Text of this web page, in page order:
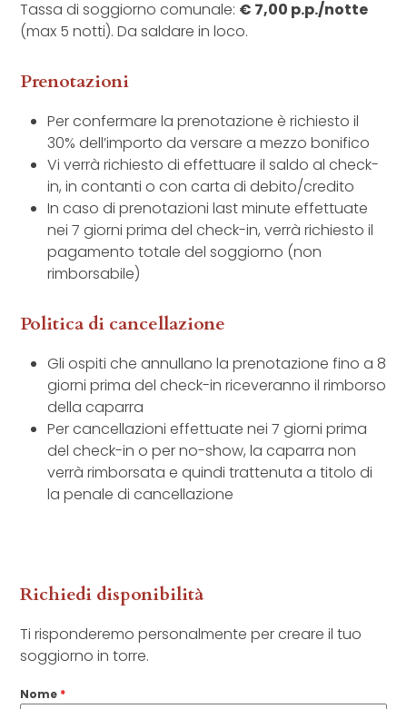
Tassa di soggiorno comunale: € 7,00 p.p./notte
(max 5 notti). Da saldare in loco.
Prenotazioni
Per confermare la prenotazione è richiesto il
30% dell’importo da versare a mezzo bonifico
Vi verrà richiesto di effettuare il saldo al check-
in, in contanti o con carta di debito/credito
In caso di prenotazioni last minute effettuate
nei 7 giorni prima del check-in, verrà richiesto il
pagamento totale del soggiorno (non
rimborsabile)
Politica di cancellazione
Gli ospiti che annullano la prenotazione fino a 8
giorni prima del check-in riceveranno il rimborso
della caparra
Per cancellazioni effettuate nei 7 giorni prima
del check-in o per no-show, la caparra non
verrà rimborsata e quindi trattenuta a titolo di
la penale di cancellazione
Richiedi disponibilità
Ti risponderemo personalmente per creare il tuo
soggiorno in torre.
Nome *